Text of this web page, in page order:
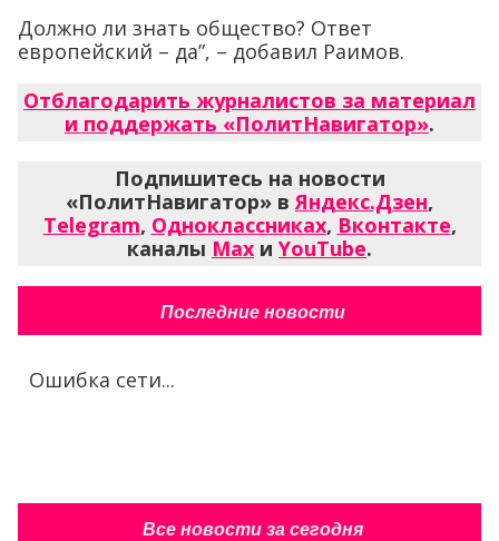
Должно ли знать общество? Ответ
европейский – да”, – добавил Раимов.
Отблагодарить журналистов за материал
и поддержать «ПолитНавигатор».
Подпишитесь на новости
«ПолитНавигатор» вЯндекс.Дзен,
Telegram, Одноклассниках, Вконтакте,
каналы Max и YouTube.
Последние новости
Ошибка сети...
Все новости за сегодня